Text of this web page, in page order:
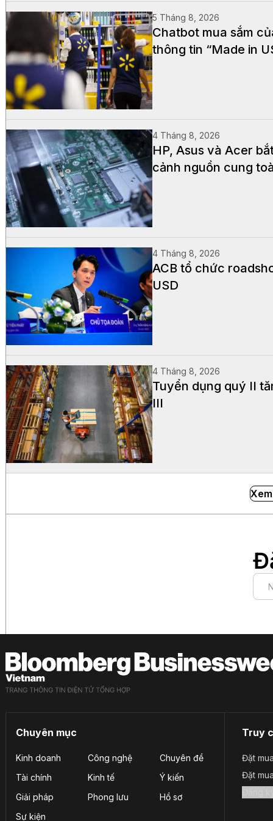
5 Tháng 8, 2026
Chatbot mua sắm
thông tin “Made in
4 Tháng 8, 2026
HP, Asus và Acer
cảnh nguồn cung
4 Tháng 8, 2026
ACB tổ chức
USD
4 Tháng 8, 2026
Tuyển dụng quý II
III
Chuyên mục
Kinh doanh Công nghệ
Chuyên đề
Tài chính
Kinh tế
Ý kiến
Giải pháp
Phong lưu
Hồ sơ
Sự kiện
Truy
Đặt
Đặt